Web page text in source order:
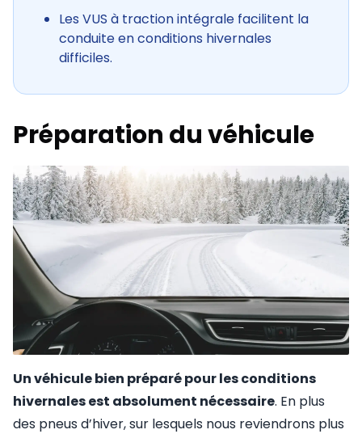
Les VUS à traction intégrale facilitent la
conduite en conditions hivernales
difficiles.
Préparation du véhicule
Un véhicule bien préparé pour les conditions
hivernales est absolument nécessaire. En plus
des pneus d’hiver, sur lesquels nous reviendrons plus